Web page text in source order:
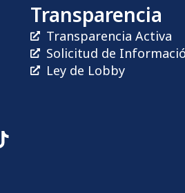
Transparencia
Transparencia Activa
Solicitud de
Ley de Lobby